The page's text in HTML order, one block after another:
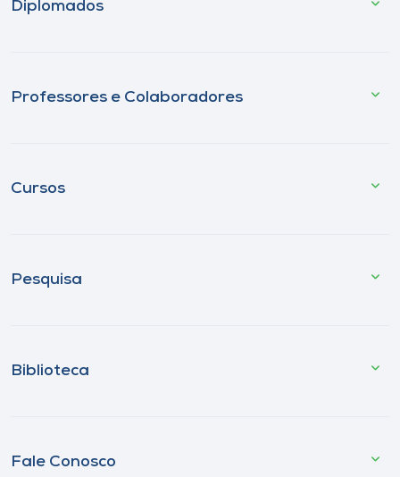
Diplomados
Professores e Colaboradores
Cursos
Pesquisa
Biblioteca
Fale Conosco